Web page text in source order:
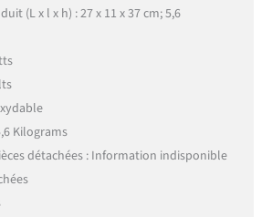
(L x l x h) : 27 x 11 x 37 cm; 5,6
Kilograms
détachées : Information indisponible